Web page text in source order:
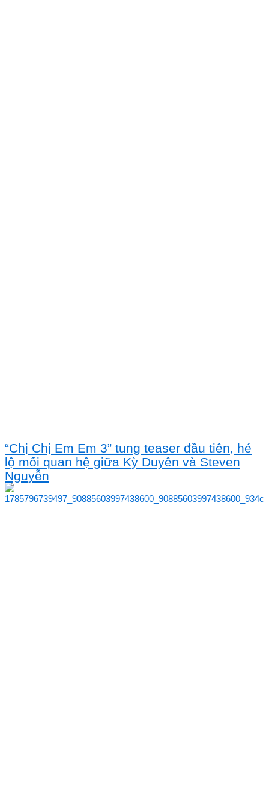
“Chị Chị Em Em 3” tung teaser đầu tiên, hé
lộ mối quan hệ giữa Kỳ Duyên và Steven
Nguyễn